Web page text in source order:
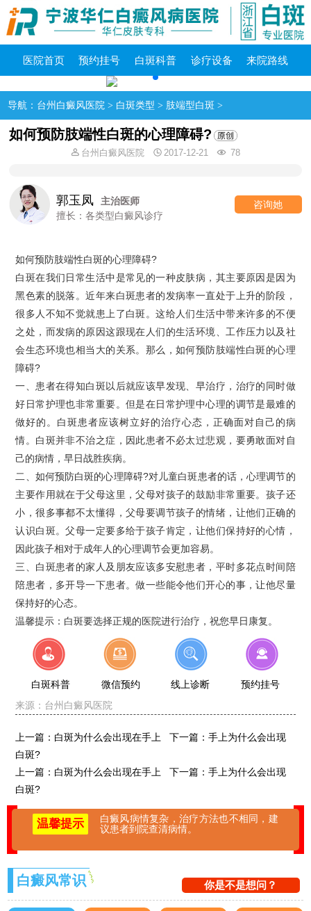
医院首页 预约挂号 白斑科普 诊疗设备 来院路线
导航： 台州白癜风医院 > 白斑类型 > 肢端型白斑 >
如何预防肢端性白斑的心理障碍?
台州白癜风医院 2017-12-21 78
郭玉凤
主治医师
擅长：各类型白癜风诊疗
咨询她
如何预防肢端性白斑的心理障碍?
白斑在我们日常生活中是常见的一种皮肤病，其主要原因是因为
黑色素的脱落。近年来白斑患者的发病率一直处于上升的阶段，
很多人不知不觉就患上了白斑。这给人们生活中带来许多的不便
之处，而发病的原因这跟现在人们的生活环境、工作压力以及社
会生态环境也相当大的关系。那么，如何预防肢端性白斑的心理
障碍?
一、患者在得知白斑以后就应该早发现、早治疗，治疗的同时做
好日常护理也非常重要。但是在日常护理中心理的调节是最难的
做好的。白斑患者应该树立好的治疗心态，正确面对自己的病
情。白斑并非不治之症，因此患者不必太过悲观，要勇敢面对自
己的病情，早日战胜疾病。
二、如何预防白斑的心理障碍?对儿童白斑患者的话，心理调节的
主要作用就在于父母这里，父母对孩子的鼓励非常重要。孩子还
小，很多事都不太懂得，父母要调节孩子的情绪，让他们正确的
认识白斑。父母一定要多给于孩子肯定，让他们保持好的心情，
因此孩子相对于成年人的心理调节会更加容易。
三、白斑患者的家人及朋友应该多安慰患者，平时多花点时间陪
陪患者，多开导一下患者。做一些能令他们开心的事，让他尽量
保持好的心态。
温馨提示：白斑要选择正规的医院进行治疗，祝您早日康复。
白斑科普 微信预约 线上诊断
预约挂号
来源： 台州白癜风医院
上一篇： 白斑为什么会出现在手上 下一篇：手上为什么会出现
白斑?
上一篇： 白斑为什么会出现在手上 下一篇：手上为什么会出现
白斑?
温馨提示
白癜风病情复杂，治疗方法也不相同，建
议患者到院查清病情。
白癜风常识 你是不是想问？